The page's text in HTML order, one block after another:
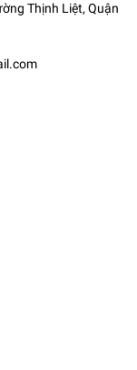
Thịnh Liệt, Quận